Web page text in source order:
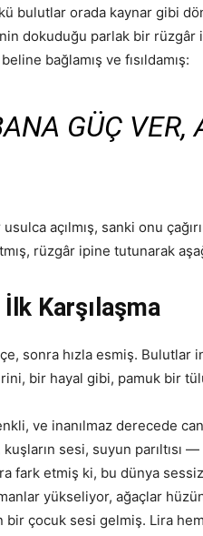
bulutlar orada kaynar gibi
dokuduğu parlak bir rüzgâr
bağlamış ve fısıldamış:
GÜÇ VER,
açılmış, sanki onu
rüzgâr ipine tutunarak
Karşılaşma
sonra hızla esmiş. Bulutlar
bir hayal gibi, pamuk bir
ve inanılmaz derecede
sesi, suyun parıltısı
fark etmiş ki, bu dünya
yükseliyor, ağaçlar
bir çocuk sesi gelmiş. Lira